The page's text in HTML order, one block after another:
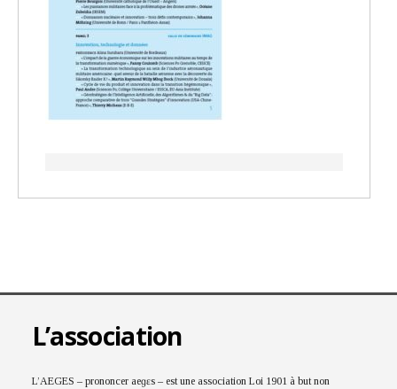
L’association
L’AEGES – prononcer aeɡɛs – est une association Loi 1901 à but non